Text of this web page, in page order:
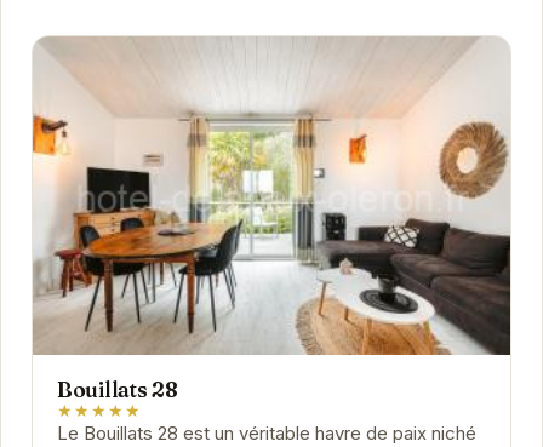
Bouillats 28
★★★★★
Le Bouillats 28 est un véritable havre de paix niché